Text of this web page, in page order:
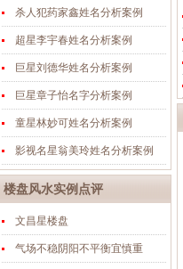
杀人犯药家鑫姓名分析案例
超星李宇春姓名分析案例
巨星刘德华姓名分析案例
巨星章子怡名字分析案例
童星林妙可姓名分析案例
影视名星翁美玲姓名分析案例
楼盘风水实例点评
文昌星楼盘
气场不稳阴阳不平衡宜慎重